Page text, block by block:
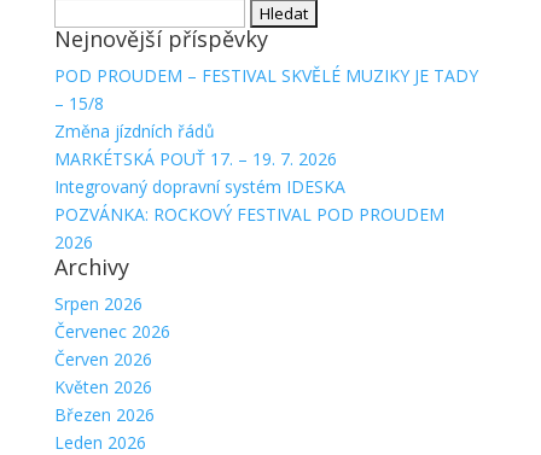
Nejnovější příspěvky
POD PROUDEM – FESTIVAL SKVĚLÉ MUZIKY JE TADY
– 15/8
Změna jízdních řádů
MARKÉTSKÁ POUŤ 17. – 19. 7. 2026
Integrovaný dopravní systém IDESKA
POZVÁNKA: ROCKOVÝ FESTIVAL POD PROUDEM
2026
Archivy
Srpen 2026
Červenec 2026
Červen 2026
Květen 2026
Březen 2026
Leden 2026